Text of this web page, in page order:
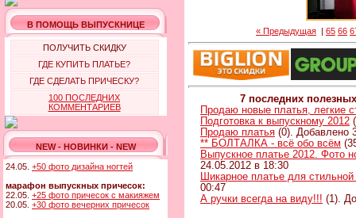
В ПОМОЩЬ ВЫПУСКНИЦЕ
ПОЛУЧИТЬ СКИДКУ
ГДЕ КУПИТЬ ПЛАТЬЕ?
ГДЕ СДЕЛАТЬ ПРИЧЕСКУ?
100 ПОСЛЕДНИХ
КОММЕНТАРИЕВ
NEW - НОВИНКИ - NEW
24.05. +50 фото дизайна ногтей
марафон выпускных причесок:
22.05. +25 фото причесок с макияжем
20.05. +30 фото вечерних причесок
« Предыдущая | 65 66
7 последних
Продаю новые платья, легкие
Подготовка к выпускному 2012
Продаю платья (0). Добавлено
** БОЛТАЛКА - всё обо всём
Выпускное платье 2012. Фото
24.05.2012 в 18:30
Шикарное платье для
00:47
А ручки всегда на виду!!! (1).